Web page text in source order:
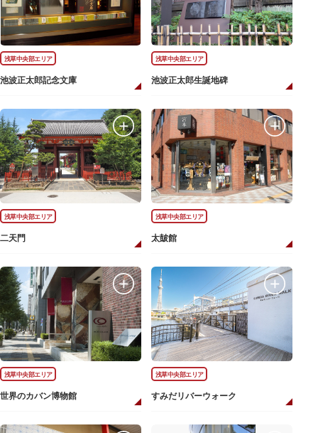
浅草中央部エリア
池波正太郎記念文庫
浅草中央部エリア
池波正太郎生誕地碑
浅草中央部エリア
二天門
浅草中央部エリア
太皷館
浅草中央部エリア
世界のカバン博物館
浅草中央部エリア
すみだリバーウォーク